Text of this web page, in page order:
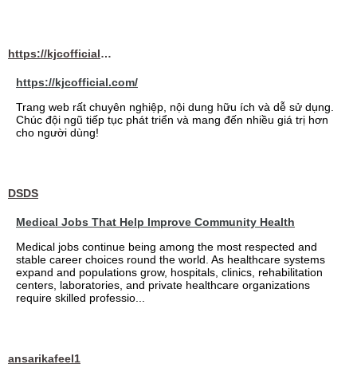
https://kjcofficial.com/
https://kjcofficial.com/
Trang web rất chuyên nghiệp, nội dung hữu ích và dễ sử dụng.
Chúc đội ngũ tiếp tục phát triển và mang đến nhiều giá trị hơn
cho người dùng!
DSDS
Medical Jobs That Help Improve Community Health
Medical jobs continue being among the most respected and
stable career choices round the world. As healthcare systems
expand and populations grow, hospitals, clinics, rehabilitation
centers, laboratories, and private healthcare organizations
require skilled professio...
ansarikafeel1